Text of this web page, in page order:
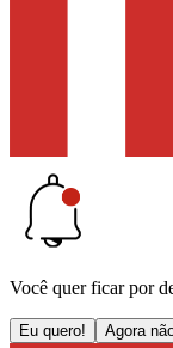
Você quer ficar por
Eu quero! Agora